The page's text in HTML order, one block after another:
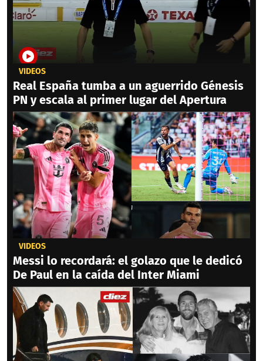
VIDEOS
Real España tumba a un aguerrido Génesis
PN y escala al primer lugar del Apertura
VIDEOS
Messi lo recordará: el golazo que le dedicó
De Paul en la caída del Inter Miami